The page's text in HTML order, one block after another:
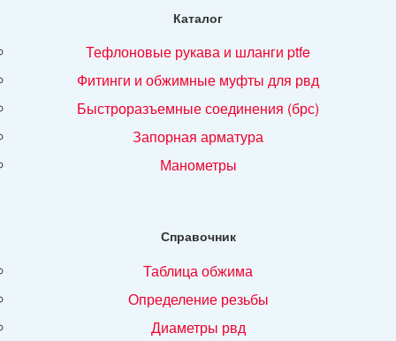
Каталог
тефлоновые рукава и шланги ptfe
фитинги и обжимные муфты для рвд
быстроразъемные соединения (брс)
запорная арматура
манометры
Справочник
таблица обжима
определение резьбы
диаметры рвд